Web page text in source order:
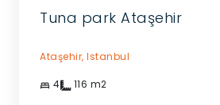
Tuna park Ataşehir
Ataşehir, Istanbul
4 116 m2